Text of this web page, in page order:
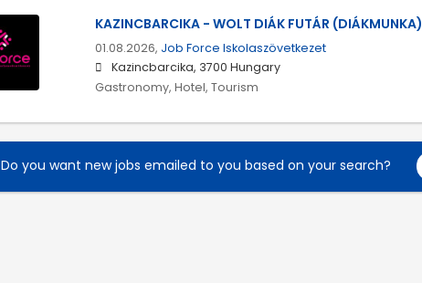
KAZINCBARCIKA - WOLT DIÁK FUTÁR (DIÁKMUNKA)
01.08.2026, Job Force Iskolaszövetkezet
Kazincbarcika, 3700 Hungary
Gastronomy, Hotel, Tourism
Do you want new jobs emailed to you based on your search?